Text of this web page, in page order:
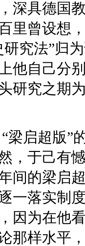
深具德国
里曾设想
究法”归
他自己分
研究之期
梁启超版”
，于己有
间的梁启
一落实制
因为在他
那样水平